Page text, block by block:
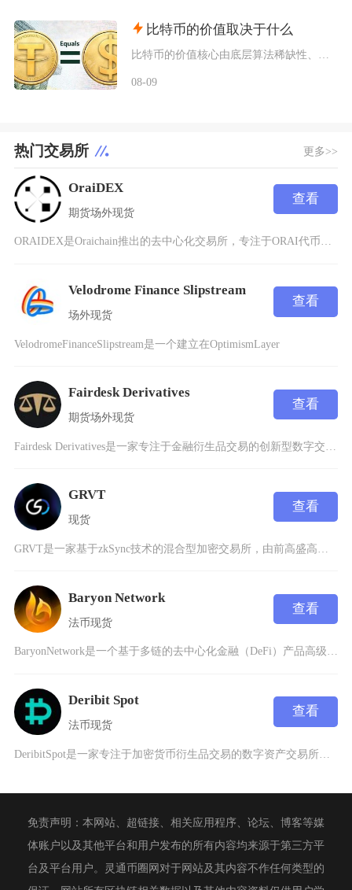
比特币的价值取决于什么
08-09
热门交易所 更多>>
OraiDEX
期货场外现货
查看
ORAIDEX是Oraichain推出的去中心化交易所，专注于ORAI代币及基于Cosmo
Velodrome Finance Slipstream
场外现货
查看
VelodromeFinanceSlipstream是一个建立在OptimismLayer
Fairdesk Derivatives
期货场外现货
查看
GRVT
现货
查看
Baryon Network
法币现货
查看
BaryonNetwork是一个基于多链的去中心化金融（DeFi）产品高级套件，成立于20
Deribit Spot
法币现货
查看
DeribitSpot是一家专注于加密货币衍生品交易的数字资产交易所，由首席执行官John
免责声明：本网站、超链接、相关应用程序、论坛、博客等媒
体账户以及其他平台和用户发布的所有内容均来源于第三方平
台及平台用户。灵通币圈网对于网站及其内容不作任何类型的